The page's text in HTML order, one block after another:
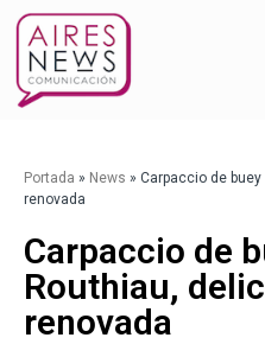
Portada » News » Carpaccio de
renovada
Carpaccio de
Routhiau,
renovada